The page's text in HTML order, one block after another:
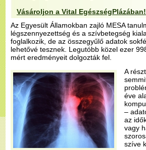
Vásároljon a Vital EgészségPlázában!
Az Egyesült Államokban zajló MESA
légszennyezettség és a szívbetegség
foglalkozik, de az összegyűlő adatok
lehetővé tesznek. Legutóbb közel ezer
mért eredményeit dolgozták fel.
A
éve
–
az
vagy
szíve